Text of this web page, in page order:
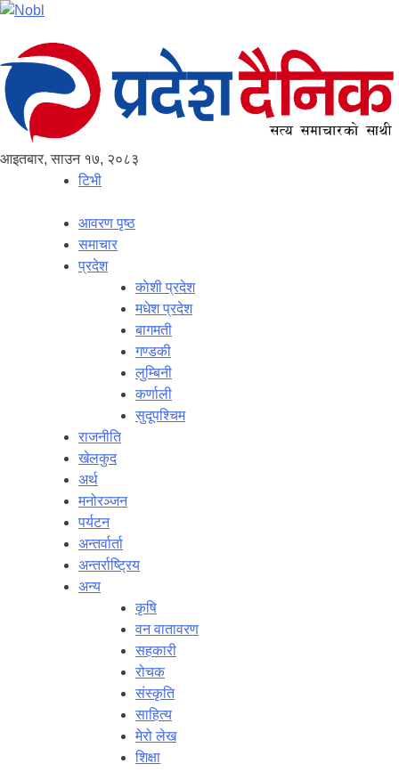
आइतबार, साउन १७, २०८३
टिभी
आवरण पृष्‍ठ
समाचार
प्रदेश
काेशी प्रदेश
मधेश प्रदेश
बागमती
गण्डकी
लुम्बिनी
कर्णाली
सुदूपश्‍चिम
राजनीति
खेलकुद
अर्थ
मनोरञ्‍जन
पर्यटन
अन्तर्वार्ता
अन्तर्राष्‍ट्रिय
अन्य
कृषि
वन वातावरण
सहकारी
रोचक
संस्कृति
साहित्य
मेरो लेख
शिक्षा